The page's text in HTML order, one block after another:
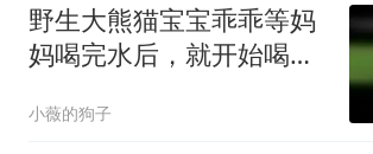
野生大熊猫宝宝乖乖等妈
妈喝完水后，就开始喝奶
小薇的狗子